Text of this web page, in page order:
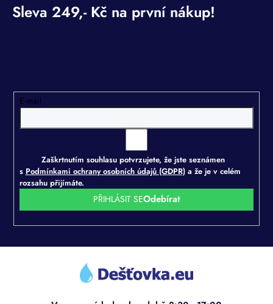
E-mail
Zaškrtnutím souhlasu potvrzujete, že jste seznámen
s Podmínkami ochrany osobních údajů (GDPR)a že je v celém
rozsahu přijímáte.
PŘIHLÁSIT SE
Z